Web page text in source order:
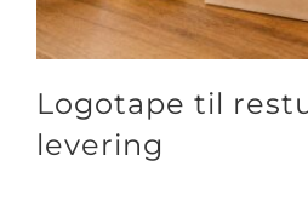
Logotape til
levering